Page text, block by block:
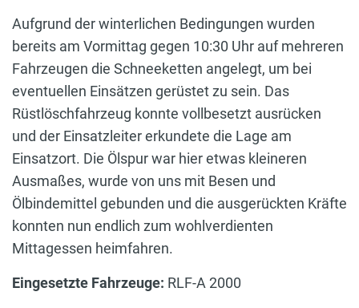
Aufgrund der winterlichen Bedingungen wurden
bereits am Vormittag gegen 10:30 Uhr auf mehreren
Fahrzeugen die Schneeketten angelegt, um bei
eventuellen Einsätzen gerüstet zu sein. Das
Rüstlöschfahrzeug konnte vollbesetzt ausrücken
und der Einsatzleiter erkundete die Lage am
Einsatzort. Die Ölspur war hier etwas kleineren
Ausmaßes, wurde von uns mit Besen und
Ölbindemittel gebunden und die ausgerückten Kräfte
konnten nun endlich zum wohlverdienten
Mittagessen heimfahren.
Eingesetzte Fahrzeuge: RLF-A 2000